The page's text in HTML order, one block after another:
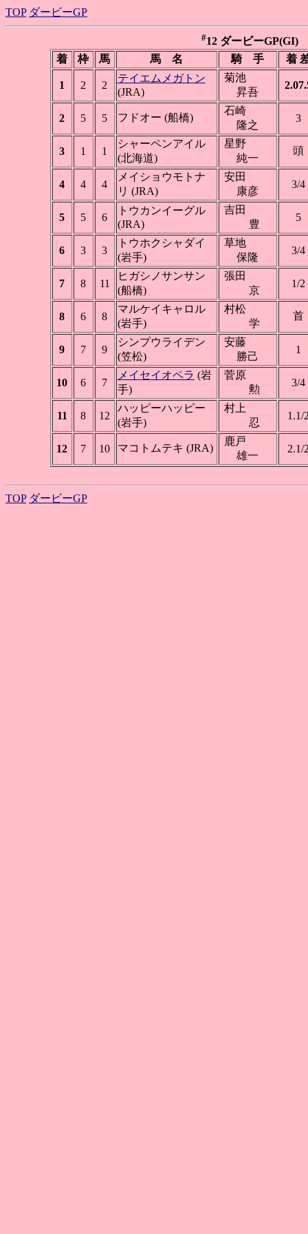
TOP ダービーGP
#12 ダービーGP(GI)
着
枠 馬 馬 名 騎 手 着
1 2 2
テイエムメガトン
(JRA)
菊池
昇吾
2 5 5 フドオー (船橋)
石崎
隆之
3
3 1 1
シャーペンアイル
(北海道)
星野
純一
頭
4 4 4
メイショウモトナ
リ (JRA)
安田
康彦
3/4
5 5 6
トウカンイーグル
(JRA)
吉田
豊
5
6 3 3
トウホクシャダイ
(岩手)
草地
保隆
3/4
7 8 11
ヒガシノサンサン
(船橋)
張田
京
1/2
8 6 8
マルケイキャロル
(岩手)
村松
学
首
9 7 9
シンプウライデン
(笠松)
安藤
勝己
1
10 6 7
メイセイオペラ (岩
手)
菅原
勲
3/4
11 8 12
ハッピーハッピー
(岩手)
村上
忍
1.1/
12 7 10 マコトムテキ (JRA)
鹿戸
雄一
2.1/
TOP ダービーGP